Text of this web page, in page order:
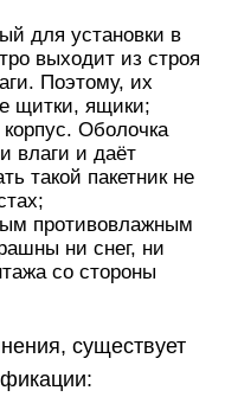
для установки в
выходит из строя
Поэтому, их
щитки, ящики;
Оболочка
влаги и даёт
такой пакетник не
противовлажным
ни снег, ни
со стороны
существует